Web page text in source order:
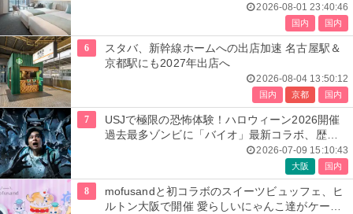
2026-08-01 23:40:46
国内 国内
6
スタバ、新幹線ホームへの出店加速 名古屋駅＆
京都駅にも2027年出店へ
2026-08-04 13:50:12
国内 京都 国内
7
USJで極限の恐怖体験！ハロウィーン2026開催
過去最多ゾンビに「バイオ」最新コラボ、歴代
2026-07-09 15:10:43
大阪 国内
8
mofusandと初コラボのスイーツビュッフェ、ヒ
ルトン大阪で開催 愛らしいにゃんこ達がケーキ